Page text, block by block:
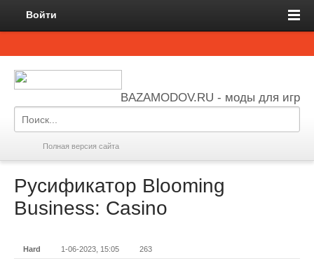
Войти
BAZAMODOV.RU - моды для игр
Полная версия сайта
Русификатор Blooming
Business: Casino
Hard 1-06-2023, 15:05 263